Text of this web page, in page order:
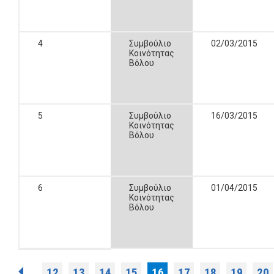
4
Συμβούλιο
Κοινότητας
Βόλου
02/03/2015
5
Συμβούλιο
Κοινότητας
Βόλου
16/03/2015
6
Συμβούλιο
Κοινότητας
Βόλου
01/04/2015